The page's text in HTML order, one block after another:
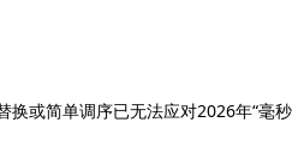
换或简单调序已无法应对2026年“毫秒